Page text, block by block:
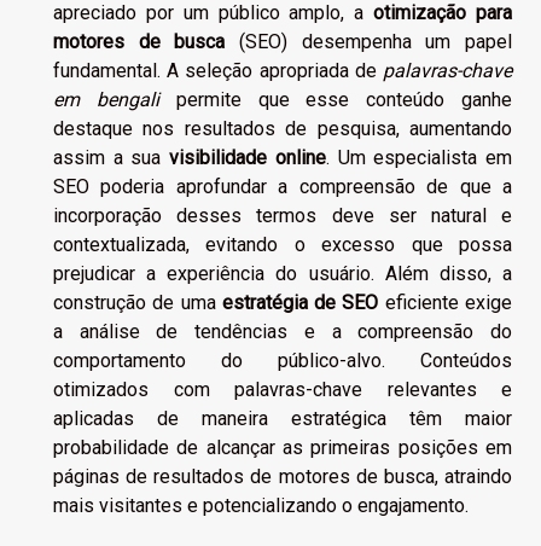
apreciado por um público amplo, aotimização para
motores de busca (SEO) desempenha um papel
fundamental. A seleção apropriada de palavras-chave
em bengalipermite que esse conteúdo ganhe
destaque nos resultados de pesquisa, aumentando
assim a suavisibilidade online. Um especialista em
SEO poderia aprofundar a compreensão de que a
incorporação desses termos deve ser natural e
contextualizada, evitando o excesso que possa
prejudicar a experiência do usuário. Além disso, a
construção de uma estratégia de SEO eficiente exige
a análise de tendências e a compreensão do
comportamento do público-alvo. Conteúdos
otimizados com palavras-chave relevantes e
aplicadas de maneira estratégica têm maior
probabilidade de alcançar as primeiras posições em
páginas de resultados de motores de busca, atraindo
mais visitantes e potencializando o engajamento.